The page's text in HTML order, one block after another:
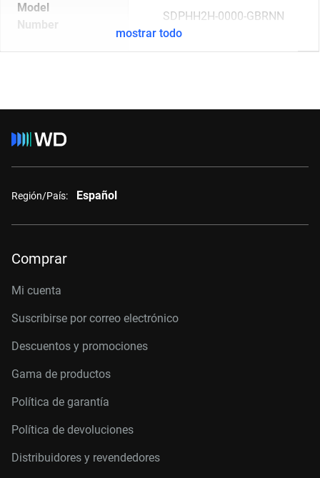
Model
Number
SDPHH2H-0000-GBRNN
mostrar todo
Región/País: Español
Comprar
Mi cuenta
Suscribirse por correo electrónico
Descuentos y promociones
Gama de productos
Política de garantía
Política de devoluciones
Distribuidores y revendedores